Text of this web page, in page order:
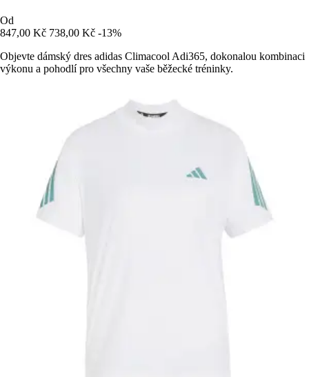
Od
847,00 Kč 738,00 Kč -13%
Objevte dámský dres adidas Climacool Adi365, dokonalou kombinaci
výkonu a pohodlí pro všechny vaše běžecké tréninky.